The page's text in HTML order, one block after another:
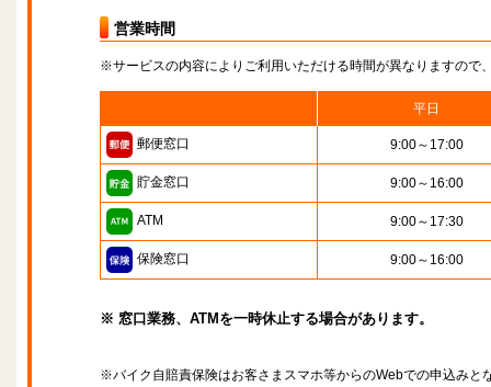
営業時間
※サービスの内容によりご利用いただける時間が異なりますので
平日
郵便窓口 9:00～17:00
貯金窓口 9:00～16:00
ATM 9:00～17:30
保険窓口 9:00～16:00
※ 窓口業務、ATMを一時休止する場合があります。
※バイク自賠責保険はお客さまスマホ等からのWebでの申込みと